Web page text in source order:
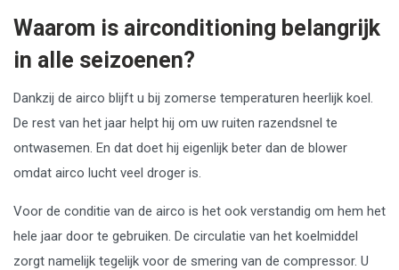
Waarom is airconditioning belangrijk
in alle seizoenen?
Dankzij de airco blijft u bij zomerse temperaturen heerlijk koel.
De rest van het jaar helpt hij om uw ruiten razendsnel te
ontwasemen. En dat doet hij eigenlijk beter dan de blower
omdat airco lucht veel droger is.
Voor de conditie van de airco is het ook verstandig om hem het
hele jaar door te gebruiken. De circulatie van het koelmiddel
zorgt namelijk tegelijk voor de smering van de compressor. U